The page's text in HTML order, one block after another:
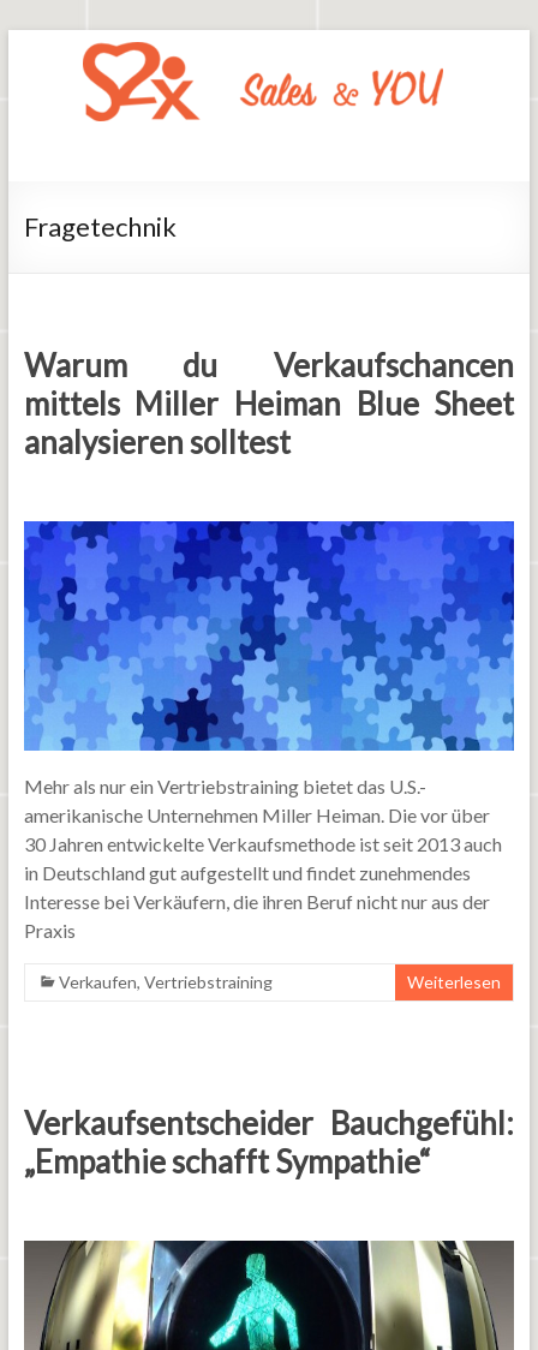
Fragetechnik
Warum du Verkaufschancen
mittels Miller Heiman Blue Sheet
analysieren solltest
Mehr als nur ein Vertriebstraining bietet das U.S.-
amerikanische Unternehmen Miller Heiman. Die vor über
30 Jahren entwickelte Verkaufsmethode ist seit 2013 auch
in Deutschland gut aufgestellt und findet zunehmendes
Interesse bei Verkäufern, die ihren Beruf nicht nur aus der
Praxis
Verkaufen, Vertriebstraining Weiterlesen
Verkaufsentscheider Bauchgefühl:
„Empathie schafft Sympathie“